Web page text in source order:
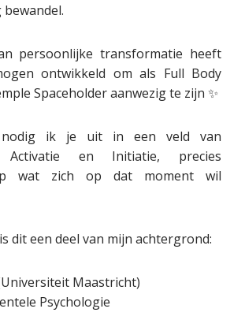
persoonlijke transformatie heeft
ontwikkeld om als Full Body
Spaceholder aanwezig te zijn ✨
nodig ik je uit in een veld van
Activatie en Initiatie, precies
wat zich op dat moment wil
dit een deel van mijn achtergrond:
Maastricht)
Psychologie